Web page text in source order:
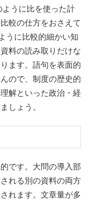
うに比を使った計
較の仕方をおさえて
うに比較的細かい知
料の読み取りだけな
ます。語句を表面的
ので、制度の歴史的
解といった政治・経
しょう。
です。大問の導入部
れる別の資料の両方
れます。文章量が多